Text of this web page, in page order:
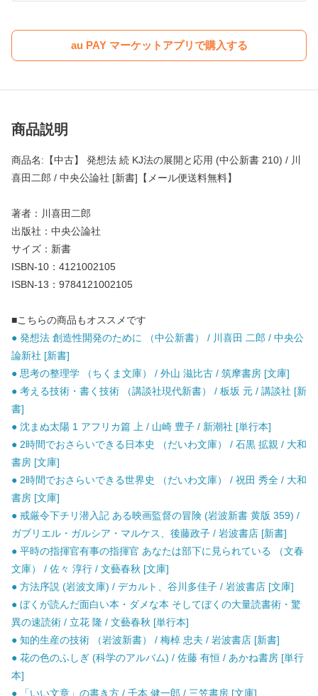
au PAY マーケットアプリで購入する
商品説明
商品名:【中古】 発想法 続 KJ法の展開と応用 (中公新書 210) / 川
喜田二郎 / 中央公論社 [新書]【メール便送料無料】
著者：川喜田二郎
出版社：中央公論社
サイズ：新書
ISBN-10：4121002105
ISBN-13：9784121002105
■こちらの商品もオススメです
● 発想法 創造性開発のために （中公新書） / 川喜田 二郎 / 中央公
論新社 [新書]
● 思考の整理学 （ちくま文庫） / 外山 滋比古 / 筑摩書房 [文庫]
● 考える技術・書く技術 （講談社現代新書） / 板坂 元 / 講談社 [新
書]
● 沈まぬ太陽 1 アフリカ篇 上 / 山崎 豊子 / 新潮社 [単行本]
● 2時間でおさらいできる日本史 （だいわ文庫） / 石黒 拡親 / 大和
書房 [文庫]
● 2時間でおさらいできる世界史 （だいわ文庫） / 祝田 秀全 / 大和
書房 [文庫]
● 戒厳令下チリ潜入記 ある映画監督の冒険 (岩波新書 黄版 359) /
ガブリエル・ガルシア・マルケス、後藤政子 / 岩波書店 [新書]
● 平時の指揮官有事の指揮官 あなたは部下に見られている （文春
文庫） / 佐々 淳行 / 文藝春秋 [文庫]
● 方法序説 (岩波文庫) / デカルト、谷川多佳子 / 岩波書店 [文庫]
● ぼくが読んだ面白い本・ダメな本 そしてぼくの大量読書術・驚
異の速読術 / 立花 隆 / 文藝春秋 [単行本]
● 知的生産の技術 （岩波新書） / 梅棹 忠夫 / 岩波書店 [新書]
● 花の色のふしぎ (科学のアルバム) / 佐藤 有恒 / あかね書房 [単行
本]
● 「いい文章」の書き方 / 千本 健一郎 / 三笠書房 [文庫]